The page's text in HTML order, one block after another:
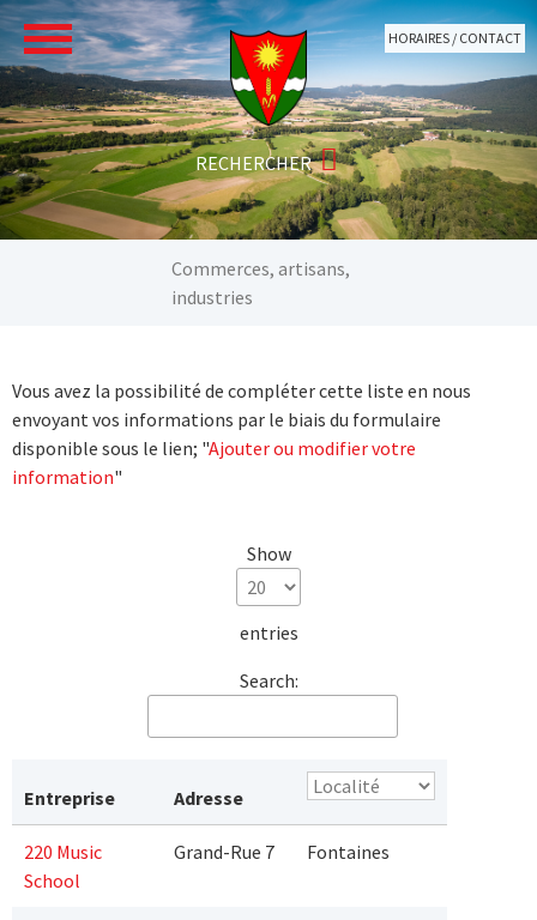
Aller au contenu principal
HORAIRES / CONTACT
Commerces, artisans,
industries
Vous avez la possibilité de compléter cette liste en nous
envoyant vos informations par le biais du formulaire
disponible sous le lien; "Ajouter ou modifier votre
information"
Show
entries
Search:
Entreprise Adresse
220 Music
School
Grand-Rue 7 Fontaines